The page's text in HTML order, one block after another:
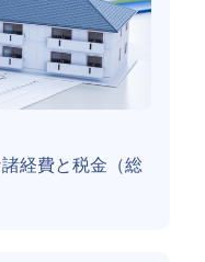
経費と税金（総